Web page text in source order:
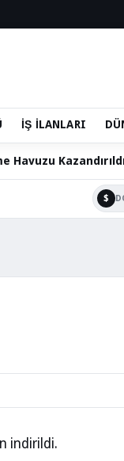
İŞ İLANLARI
$
indirildi.